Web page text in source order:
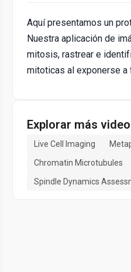
Aquí presentamos un
Nuestra aplicación de
mitosis, rastrear e
mitoticas al exponerse
Explorar más
Live Cell Imaging
Chromatin Microtubules
Spindle Dynamics